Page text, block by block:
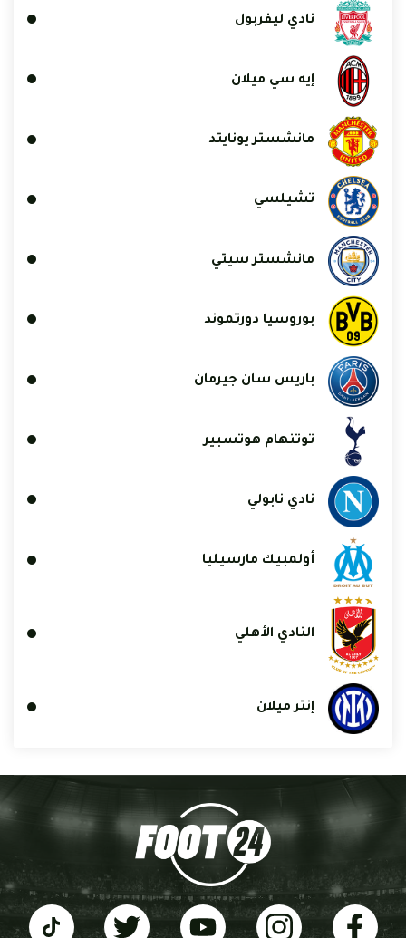
نادي ليفربول
إيه سي ميلان
مانشستر يونايتد
تشيلسي
مانشستر سيتي
بوروسيا دورتموند
باريس سان جيرمان
توتنهام هوتسبير
نادي نابولي
أولمبيك مارسيليا
النادي الأهلي
إنتر ميلان